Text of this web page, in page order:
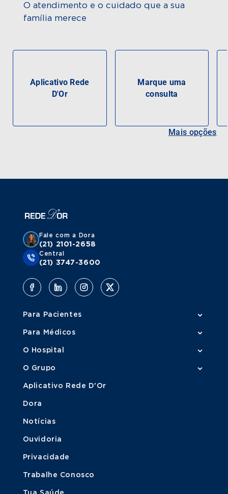
O atendimento e o cuidado que a sua
família merece
Aplicativo Rede
D'Or
Marque uma
consulta
Mais opções
Fale com a Dora
(21) 2101-2658
Central
(21) 3747-3600
Para Pacientes
Para Médicos
O Hospital
O Grupo
Aplicativo Rede D'Or
Dora
Notícias
Ouvidoria
Privacidade
Trabalhe Conosco